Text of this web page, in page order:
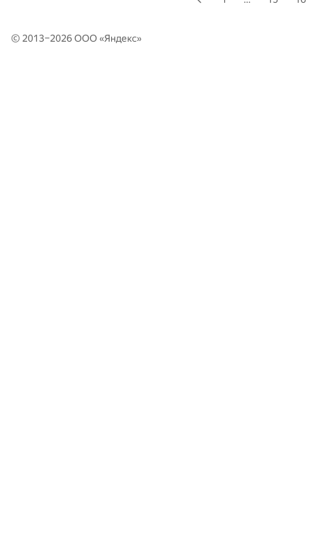
© 2013–2026 ООО «Яндекс»